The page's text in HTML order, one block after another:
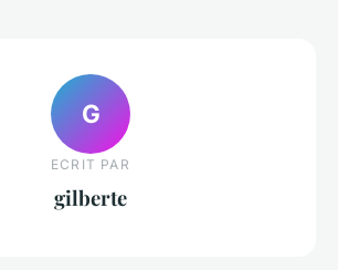
G
ECRIT PAR
gilberte